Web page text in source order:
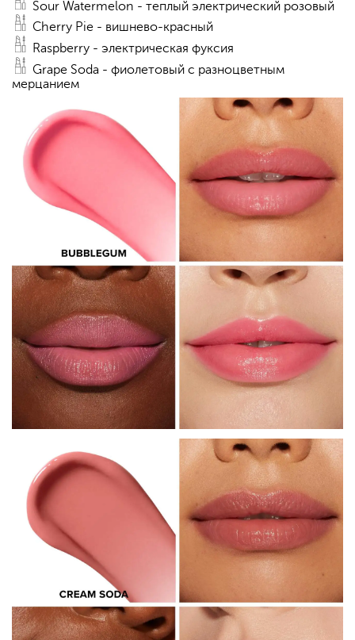
Sour Watermelon - теплый электрический розовый
Cherry Pie - вишнево-красный
Raspberry - электрическая фуксия
Grape Soda - фиолетовый с разноцветным
мерцанием